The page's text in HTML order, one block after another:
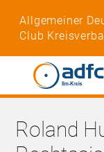
Allgemeiner
Club
Roland